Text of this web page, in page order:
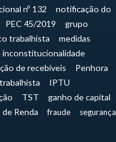
nº 132
notificação do
PEC 45/2019
grupo
trabalhista
medidas
inconstitucionalidade
de recebíveis
Penhora
IPTU
TST
ganho de capital
Renda
fraude
segurança